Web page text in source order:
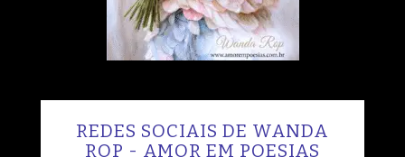
REDES SOCIAIS DE WANDA
ROP - AMOR EM POESIAS